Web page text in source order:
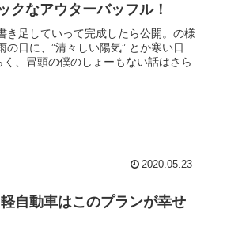
クなアウターバッフル！
き足していって完成したら公開。の様
日に、”清々しい陽気” とか寒い日
、冒頭の僕のしょーもない話はさら
2020.05.23
自動車はこのプランが幸せ